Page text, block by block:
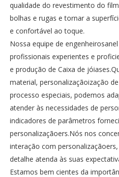
qualidade do revestimento do
bolhas e rugas e tornar a
e confortável ao toque.
Nossa equipe de
profissionais experientes e
e produção de Caixa de
material, personalizaçãoização
processo especiais, podemos
atender às necessidades de
indicadores de parâmetros
personalizaçãoers.Nós nos
interação com
detalhe atenda às suas
Estamos bem cientes da